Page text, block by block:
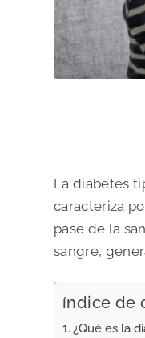
La diabetes
caracteriza
pase de la
sangre,
índice de
¿Qué es la